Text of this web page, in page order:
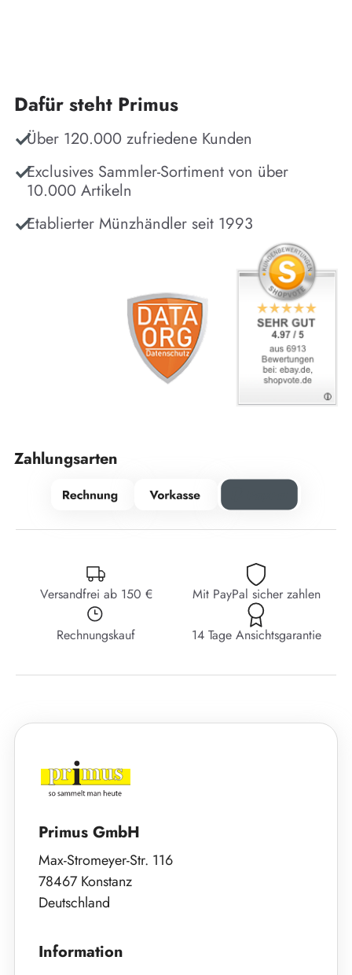
Dafür steht Primus
Über 120.000 zufriedene Kunden
Exclusives Sammler-Sortiment von über
10.000 Artikeln
Etablierter Münzhändler seit 1993
Zahlungsarten
Versandfrei ab 150 € Mit PayPal sicher zahlen
Rechnungskauf 14 Tage Ansichtsgarantie
Primus GmbH
Max-Stromeyer-Str. 116
78467 Konstanz
Deutschland
Information